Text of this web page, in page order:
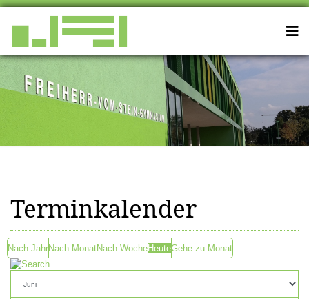
Terminkalender
Nach JahrNach MonatNach WocheHeuteGehe zu Monat